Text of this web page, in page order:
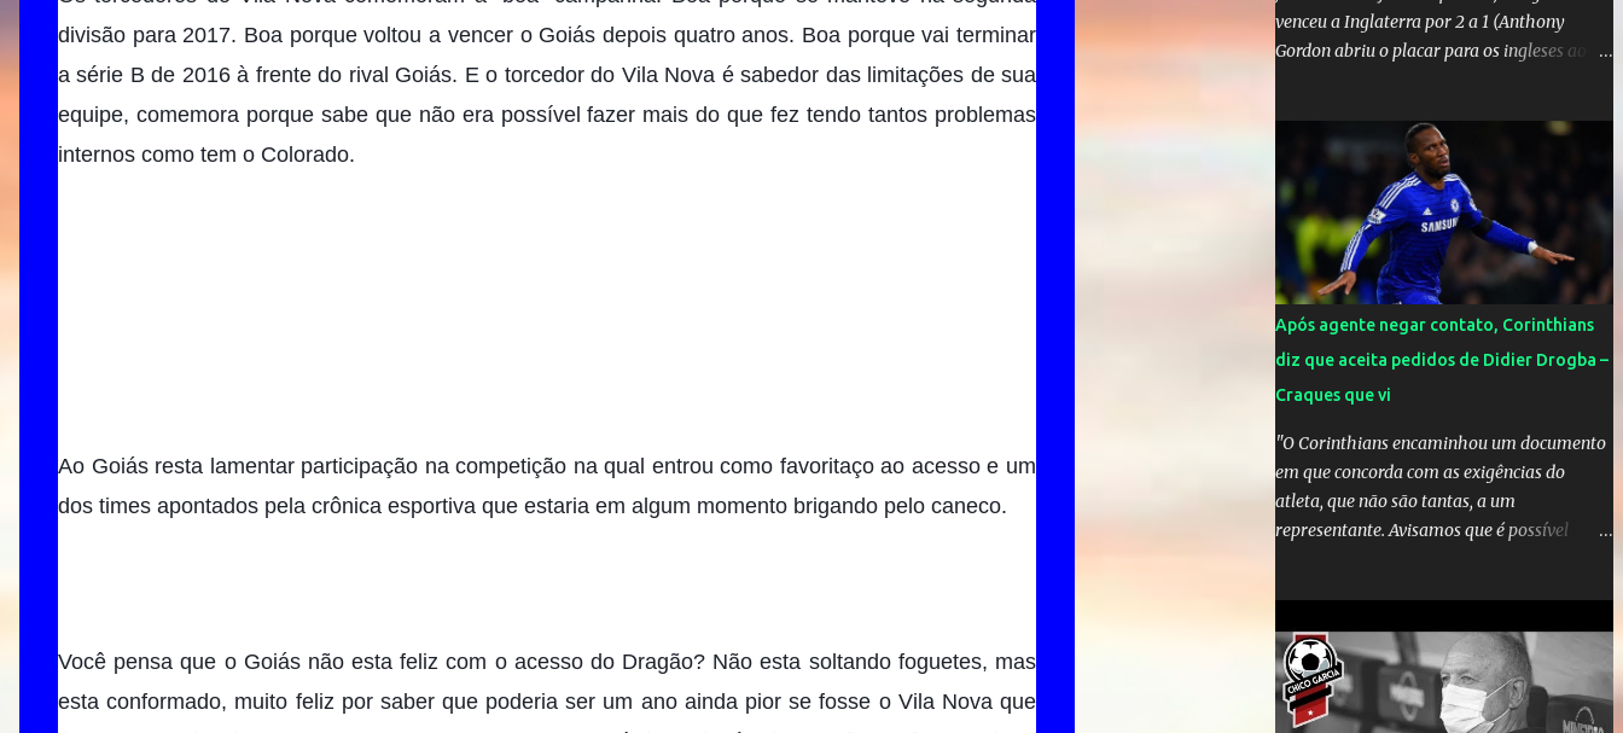
divisão para 2017. Boa porque voltou a vencer o Goiás depois quatro anos. Boa porque vai terminar
a série B de 2016 à frente do rival Goiás. E o torcedor do Vila Nova é sabedor das limitações de sua
equipe, comemora porque sabe que não era possível fazer mais do que fez tendo tantos problemas
internos como tem o Colorado.
Ao Goiás resta lamentar participação na competição na qual entrou como favoritaço ao acesso e um
dos times apontados pela crônica esportiva que estaria em algum momento brigando pelo caneco.
Você pensa que o Goiás não esta feliz com o acesso do Dragão? Não esta soltando foguetes, mas
esta conformado, muito feliz por saber que poderia ser um ano ainda pior se fosse o Vila Nova que
venceu a Inglaterra por 2 a 1 (Anthony
Gordon abriu o placar para os ingleses aos
nos acréscimos, com assistência de Messi). A
Argentina enfrentará a Espanha na final.
Mick Jagger e seu filho brasileiro torceram
pela Inglaterra durante o jogo.
Após agente negar contato, Corinthians
diz que aceita pedidos de Didier Drogba –
Craques que vi
"O Corinthians encaminhou um documento
em que concorda com as exigências do
atleta, que não são tantas, a um
representante. Avisamos que é possível
Flávio Adauto em entrevista coletiva neste
sábado. O que chama atenção é que
também neste sábado o empresário do